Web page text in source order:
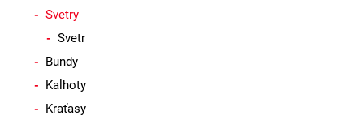
Svetry
Svetr
Bundy
Kalhoty
Kraťasy